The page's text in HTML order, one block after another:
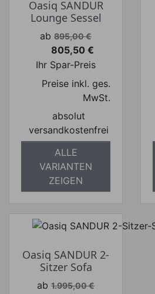
Oasiq SANDUR
Lounge Sessel
Verkaufspreis
ab 895,00 €
Preis
805,50 €
Ihr Spar-Preis
Preise inkl. ges.
MwSt.
absolut
versandkostenfrei
ALLE
VARIANTEN
ZEIGEN
Oasiq SANDUR 2-
Sitzer Sofa
Verkaufspreis
ab 1.995,00 €